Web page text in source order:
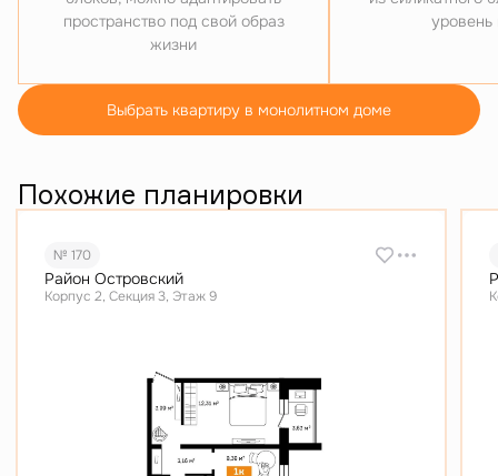
пространство под свой образ
жизни
Выбрать квартиру в монолитном доме
Похожие планировки
№ 170
Район Островский
Корпус 2, Секция 3, Этаж 9